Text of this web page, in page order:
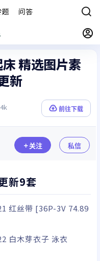
题 问答
精选图片素
新
前往下载
关注 私信
新9套
红丝带 [36P-3V 74.89
白木芽衣子 泳衣